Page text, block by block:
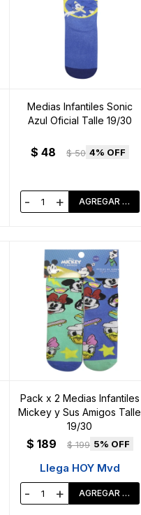
Medias Infantiles Sonic
Azul Oficial Talle 19/30
$ 48 $ 50 4
- +
Pack x 2 Medias Infantiles
Mickey y Sus Amigos Talle
19/30
$ 189 $ 199 5
Llega HOY Mvd
- +